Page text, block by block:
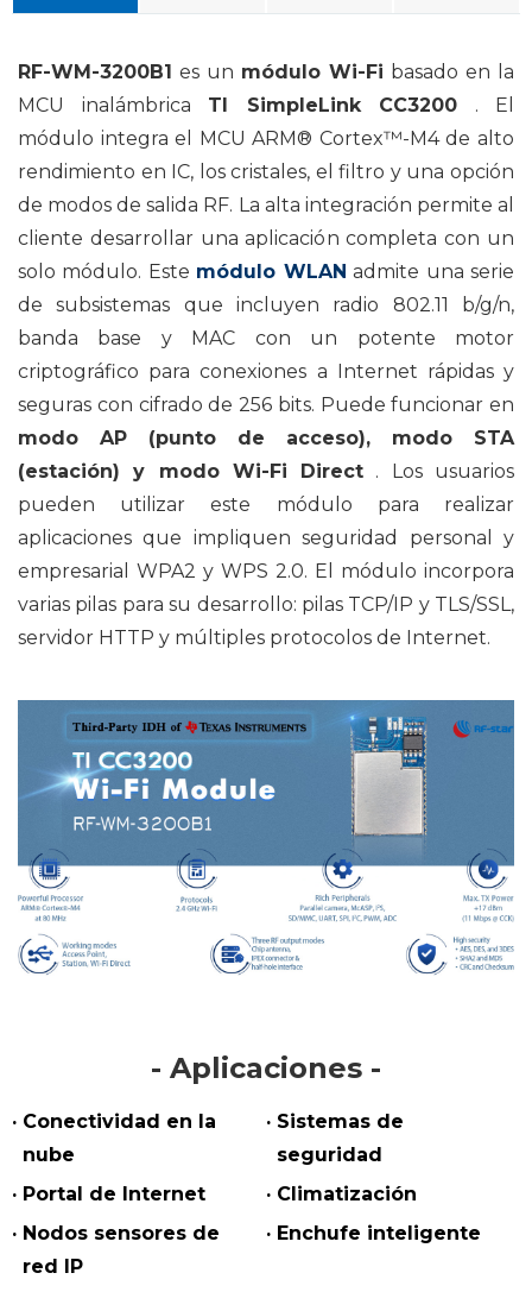
RF-WM-3200B1 es un módulo Wi-Fi basado en la
MCU inalámbrica TI SimpleLink CC3200 . El
módulo integra el MCU ARM® Cortex™-M4 de alto
rendimiento en IC, los cristales, el filtro y una opción
de modos de salida RF. La alta integración permite al
cliente desarrollar una aplicación completa con un
solo módulo. Este módulo WLAN admite una serie
de subsistemas que incluyen radio 802.11 b/g/n,
banda base y MAC con un potente motor
criptográfico para conexiones a Internet rápidas y
seguras con cifrado de 256 bits. Puede funcionar en
modo AP (punto de acceso), modo STA
(estación) y modo Wi-Fi Direct . Los usuarios
pueden utilizar este módulo para realizar
aplicaciones que impliquen seguridad personal y
empresarial WPA2 y WPS 2.0. El módulo incorpora
varias pilas para su desarrollo: pilas TCP/IP y TLS/SSL,
servidor HTTP y múltiples protocolos de Internet.
- Aplicaciones -
· Conectividad en la
nube
· Portal de Internet
· Nodos sensores de
red IP
· Sistemas de
seguridad
· Climatización
· Enchufe inteligente